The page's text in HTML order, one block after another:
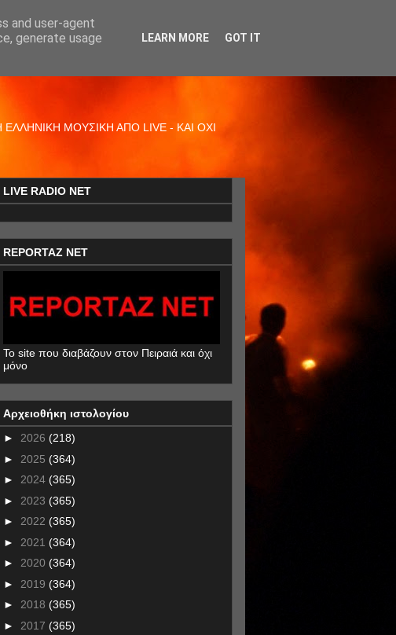
ΜΟΥΣΙΚΗ ΑΠΟ LIVE - ΚΑΙ ΟΧΙ
LIVE RADIO NET
REPORTAZ NET
To site που διαβάζουν στον Πειραιά και όχι
μόνο
Αρχειοθήκη ιστολογίου
► 2026 (218)
► 2025 (364)
► 2024 (365)
► 2023 (365)
► 2022 (365)
► 2021 (364)
► 2020 (364)
► 2019 (364)
► 2018 (365)
► 2017 (365)
and user-agent
generate usage
LEARN MORE GOT IT